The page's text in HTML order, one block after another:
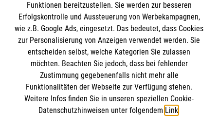
Impressum
Datenschutz
Kontakt
Barrierefreiheit
Die Malteser
Malteser in Deutschland
Malteserorden
Sharepoint
Spendenkonto
Funktionen bereitzustellen. Sie werden zur besseren
Erfolgskontrolle und Aussteuerung von Werbekampagnen,
wie z.B. Google Ads, eingesetzt. Das bedeutet, dass Cookies
zur Personalisierung von Anzeigen verwendet werden. Sie
entscheiden selbst, welche Kategorien Sie zulassen
möchten. Beachten Sie jedoch, dass bei fehlender
Zustimmung gegebenenfalls nicht mehr alle
Funktionalitäten der Webseite zur Verfügung stehen.
Weitere Infos finden Sie in unseren speziellen Cookie-
Datenschutzhinweisen unter folgendem Link.